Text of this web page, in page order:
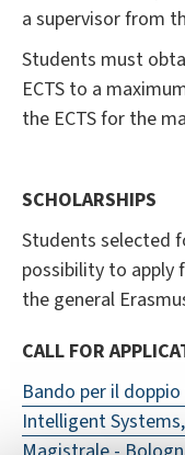
a supervisor from
Students must
ECTS to a
the ECTS for the
SCHOLARSHIPS
Students selected
possibility to apply
the general
CALL FOR
Bando per il
Intelligent